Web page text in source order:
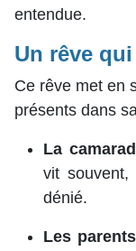
entendue.
Un rêve
Ce rêve met en
présents dans
La
vit souvent,
dénié.
Les